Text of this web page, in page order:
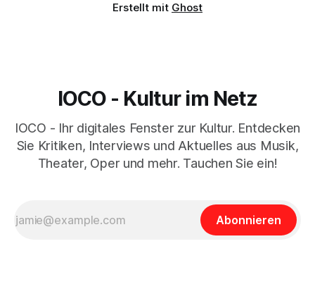
Erstellt mit Ghost
IOCO - Kultur im Netz
IOCO - Ihr digitales Fenster zur Kultur. Entdecken
Sie Kritiken, Interviews und Aktuelles aus Musik,
Theater, Oper und mehr. Tauchen Sie ein!
Abonnieren